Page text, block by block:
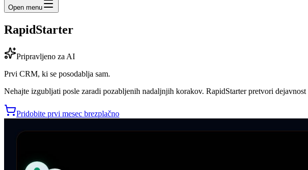
Open menu
RapidStarter
Pripravljeno za AI
Prvi CRM, ki se posodablja sam.
Nehajte izgubljati posle zaradi pozabljenih nadaljnjih korakov. RapidStarter pretvori
Pridobite prvi mesec brezplačno